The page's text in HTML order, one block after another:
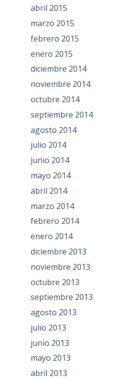
abril 2015
marzo 2015
febrero 2015
enero 2015
diciembre 2014
noviembre 2014
octubre 2014
septiembre 2014
agosto 2014
julio 2014
junio 2014
mayo 2014
abril 2014
marzo 2014
febrero 2014
enero 2014
diciembre 2013
noviembre 2013
octubre 2013
septiembre 2013
agosto 2013
julio 2013
junio 2013
mayo 2013
abril 2013